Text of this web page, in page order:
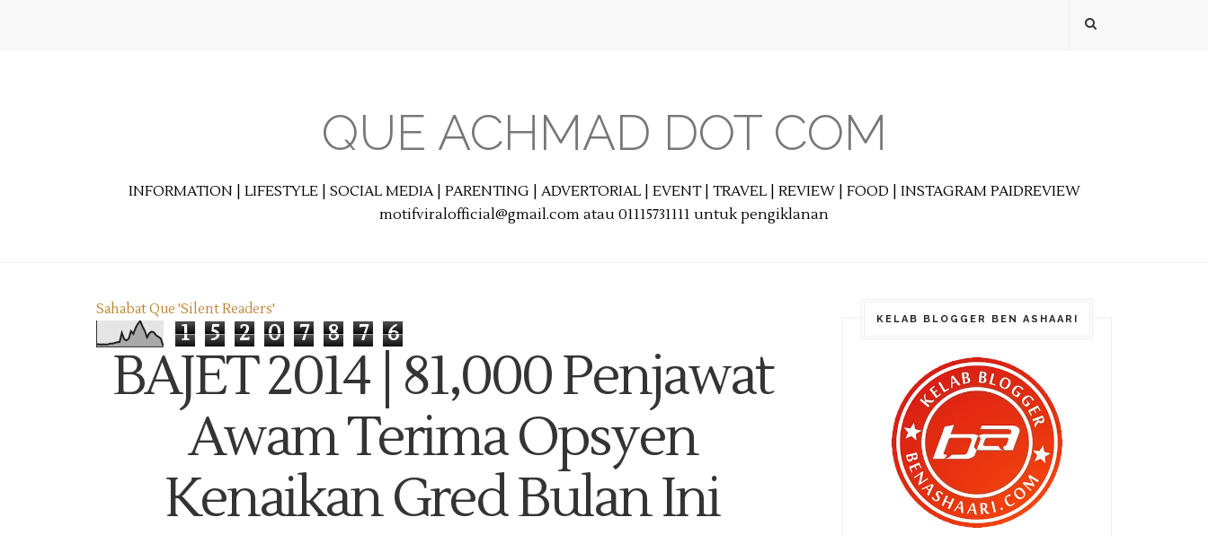
QUE ACHMAD DOT COM
INFORMATION | LIFESTYLE | SOCIAL MEDIA | PARENTING | ADVERTORIAL | EVENT | TRAVEL | REVIEW | FOOD | INSTAGRAM PAIDREVIEW
motifviralofficial@gmail.com atau 01115731111 untuk pengiklanan
Sahabat Que 'Silent Readers'
1 5 2 0 7 8 7 6
BAJET 2014 | 81,000 Penjawat
Awam Terima Opsyen
Kenaikan Gred Bulan Ini
KELAB BLOGGER BEN ASHAARI